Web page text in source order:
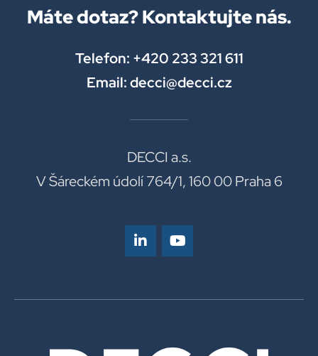
Máte dotaz? Kontaktujte nás.
Telefon: +420 233 321 611
Email: decci@decci.cz
DECCI a.s.
V Šáreckém údolí 764/1, 160 00 Praha 6